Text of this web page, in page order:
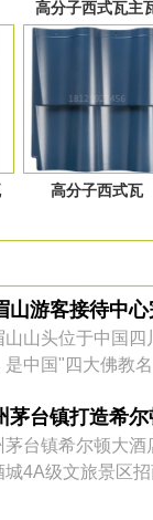
高分子西式瓦主
高分子西式瓦
山游客接待中
山山头位于中国
是中国"四大佛教
，海拔3099米，
子仿古瓦轻质高
安装快捷，综合
茅台镇打造希
茅台镇希尔顿大
城4A级文旅景区